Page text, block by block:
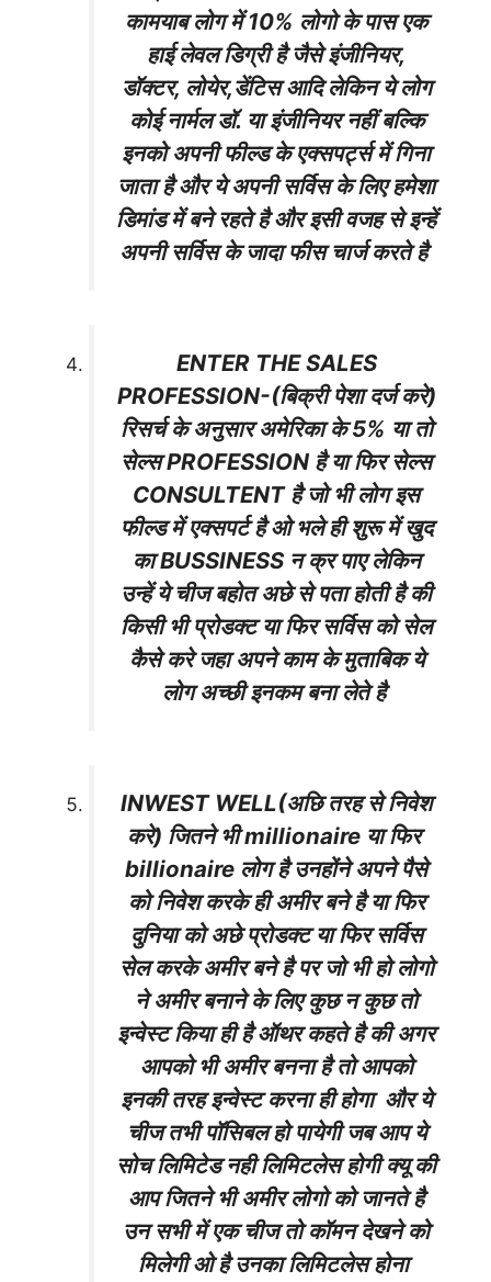
कामयाब लोग में 10% लोगो के पास एक
हाई लेवल डिग्री है जैसे इंजीनियर,
डॉक्टर, लोयेर,डेंटिस आदि लेकिन ये लोग
कोई नार्मल डॉ. या इंजीनियर नहीं बल्कि
इनको अपनी फील्ड के एक्सपर्ट्स में गिना
जाता है और ये अपनी सर्विस के लिए हमेशा
डिमांड में बने रहते है और इसी वजह से इन्हें
अपनी सर्विस के जादा फीस चार्ज करते है
ENTER THE SALES
PROFESSION-(बिक्री पेशा दर्ज करे)
रिसर्च के अनुसार अमेरिका के 5% या तो
सेल्स PROFESSION है या फिर सेल्स
CONSULTENT है जो भी लोग इस
फील्ड में एक्सपर्ट है ओ भले ही शुरू में खुद
का BUSSINESS न क्र पाए लेकिन
उन्हें ये चीज बहोत अछे से पता होती है की
किसी भी प्रोडक्ट या फिर सर्विस को सेल
कैसे करे जहा अपने काम के मुताबिक ये
लोग अच्छी इनकम बना लेते है
INWEST WELL(अछि तरह से निवेश
करे) जितने भी millionaire या फिर
billionaire लोग है उनहोंने अपने पैसे
को निवेश करके ही अमीर बने है या फिर
दुनिया को अछे प्रोडक्ट या फिर सर्विस
सेल करके अमीर बने है पर जो भी हो लोगो
ने अमीर बनाने के लिए कुछ न कुछ तो
इन्वेस्ट किया ही है ऑथर कहते है की अगर
आपको भी अमीर बनना है तो आपको
इनकी तरह इन्वेस्ट करना ही होगा और ये
चीज तभी पॉसिबल हो पायेगी जब आप ये
सोच लिमिटेड नही लिमिटलेस होगी क्यू की
आप जितने भी अमीर लोगो को जानते है
उन सभी में एक चीज तो कॉमन देखने को
मिलेगी ओ है उनका लिमिटलेस होना